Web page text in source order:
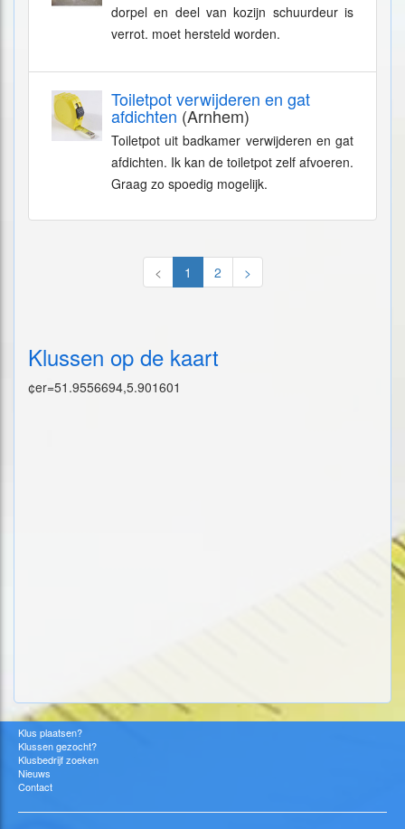
dorpel en deel van kozijn schuurdeur is
verrot. moet hersteld worden.
Toiletpot verwijderen en gat
afdichten (Arnhem)
Toiletpot uit badkamer verwijderen en gat
afdichten. Ik kan de toiletpot zelf afvoeren.
Graag zo spoedig mogelijk.
< 1 2 >
Klussen op de kaart
¢er=51.9556694,5.901601
Klus plaatsen?
Klussen gezocht?
Klusbedrijf zoeken
Nieuws
Contact